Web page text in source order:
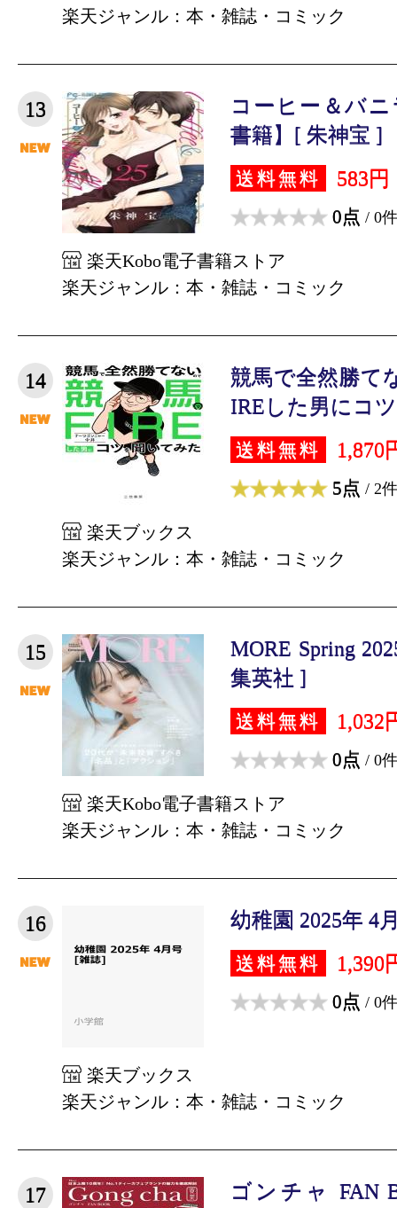
楽天ジャンル：本・雑誌・コミック
13
コーヒー＆バ
書籍】[ 朱神宝 ]
送料無料 583円
0点 / 0件
楽天Kobo電子書籍ストア
楽天ジャンル：本・雑誌・コミック
14
競馬で全然勝て
IREした男にコ
送料無料 1,870
5点 / 2件
楽天ブックス
楽天ジャンル：本・雑誌・コミック
15
MORE Spring
集英社 ]
送料無料 1,032
0点 / 0件
楽天Kobo電子書籍ストア
楽天ジャンル：本・雑誌・コミック
16 幼稚園 2025年 4
送料無料 1,390
0点 / 0件
楽天ブックス
楽天ジャンル：本・雑誌・コミック
17
ゴンチャ FAN